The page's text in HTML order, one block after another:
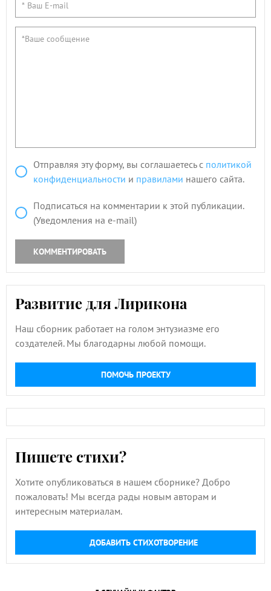
Отправляя эту форму, вы соглашаетесь с политикой
конфиденциальности и правилами нашего сайта.
Подписаться на комментарии к этой публикации.
(Уведомления на e-mail)
КОММЕНТИРОВАТЬ
Развитие для Лирикона
Наш сборник работает на голом энтузиазме его
создателей. Мы благодарны любой помощи.
ПОМОЧЬ ПРОЕКТУ
Пишете стихи?
Хотите опубликоваться в нашем сборнике? Добро
пожаловать! Мы всегда рады новым авторам и
интересным материалам.
ДОБАВИТЬ СТИХОТВОРЕНИЕ